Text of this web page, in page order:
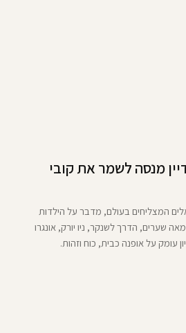
מנסה לשמר את קובי
המצליחים בעולם, מדבר על הילדות
שערים, הדרך לשנקר, ניו יורק, אונגרו
עומק על אופנה כבית, כוח וזהות.